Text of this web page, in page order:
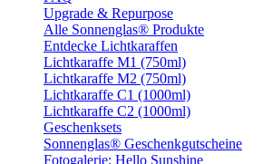
Upgrade & Repurpose
Alle Sonnenglas® Produkte
Entdecke Lichtkaraffen
Lichtkaraffe M1 (750ml)
Lichtkaraffe M2 (750ml)
Lichtkaraffe C1 (1000ml)
Lichtkaraffe C2 (1000ml)
Geschenksets
Sonnenglas® Geschenkgutscheine
Fotogalerie: Hello Sunshine